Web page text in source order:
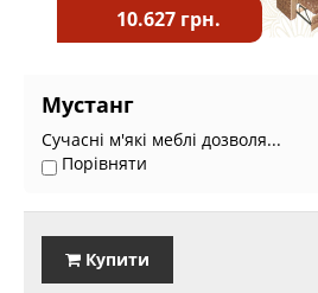
10.627 грн.
Мустанг
Сучасні м'які меблі дозволя...
Порівняти
Купити